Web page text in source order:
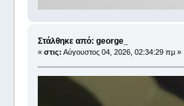
Στάλθηκε από: george_
« στις: Αύγουστος 04, 2026, 02:34:29 πμ »